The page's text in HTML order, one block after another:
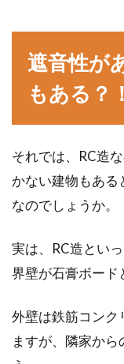
遮音性が
もある？！
それでは、RC造
かない建物もある
なのでしょうか。
実は、RC造とい
界壁が石膏ボード
外壁は鉄筋コンク
ますが、隣家か